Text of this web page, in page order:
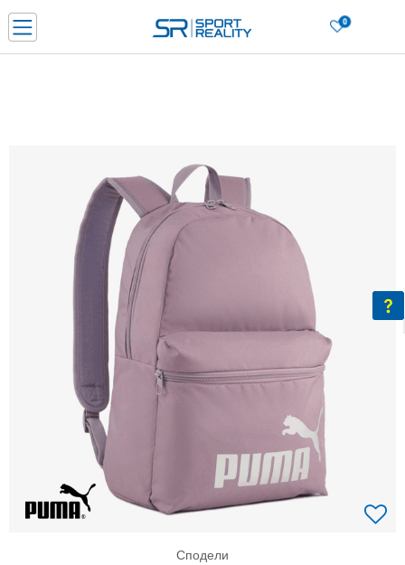
0
ДОЗНАЈ ПОВЕЌЕ
Ценовник
ДОЗНАЈ ПОВЕЌЕ
Сподели